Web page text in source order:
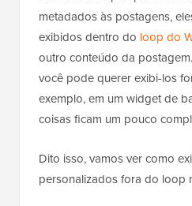
metadados às postagens,
exibidos dentro do loop do
outro conteúdo da
você pode querer exibi-los
exemplo, em um widget de
coisas ficam um pouco
Dito isso, vamos ver como
personalizados fora do loop